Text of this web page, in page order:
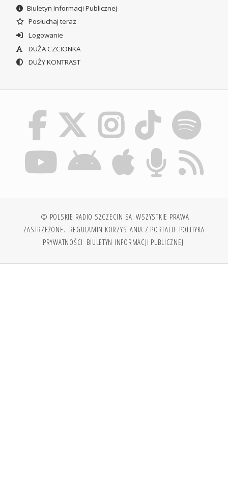
Biuletyn Informacji Publicznej
Posłuchaj teraz
Logowanie
DUŻA CZCIONKA
DUŻY KONTRAST
© POLSKIE RADIO SZCZECIN SA. WSZYSTKIE PRAWA
ZASTRZEŻONE. REGULAMIN KORZYSTANIA Z PORTALU POLITYKA
PRYWATNOŚCI BIULETYN INFORMACJI PUBLICZNEJ